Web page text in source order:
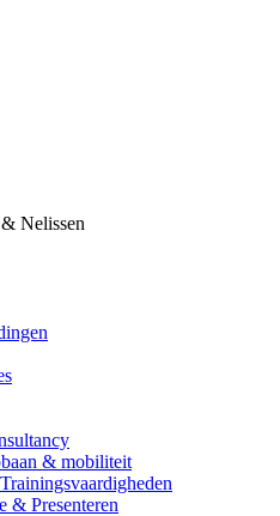
Nelissen
& mobiliteit
& Presenteren